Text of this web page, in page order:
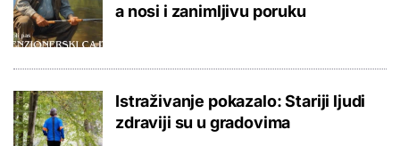
a nosi i zanimljivu poruku
Istraživanje pokazalo: Stariji ljudi
zdraviji su u gradovima